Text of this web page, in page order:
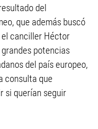
del
que además buscó
el canciller Héctor
potencias
del país europeo,
consulta que
si querían seguir